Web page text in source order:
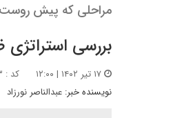
مراحلی که پیش روست
بررسی
کد : ۲۰۲۰۴۷۳
نویسنده خبر: عبدالناصر نورزاد